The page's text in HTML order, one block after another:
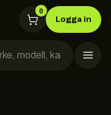
0
Logga in